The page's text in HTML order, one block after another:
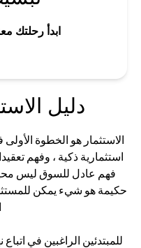
ابدأ رحلتك
دليل
الاستثمار هو الخطوة
استثمارية ذكية ، وفهم
فهم عادل للسوق ليس
حكيمة هو شيء يمكن
للمبتدئين الراغبين في